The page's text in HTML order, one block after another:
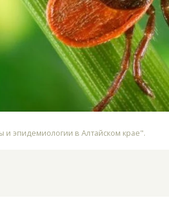
эпидемиологии в Алтайском крае".